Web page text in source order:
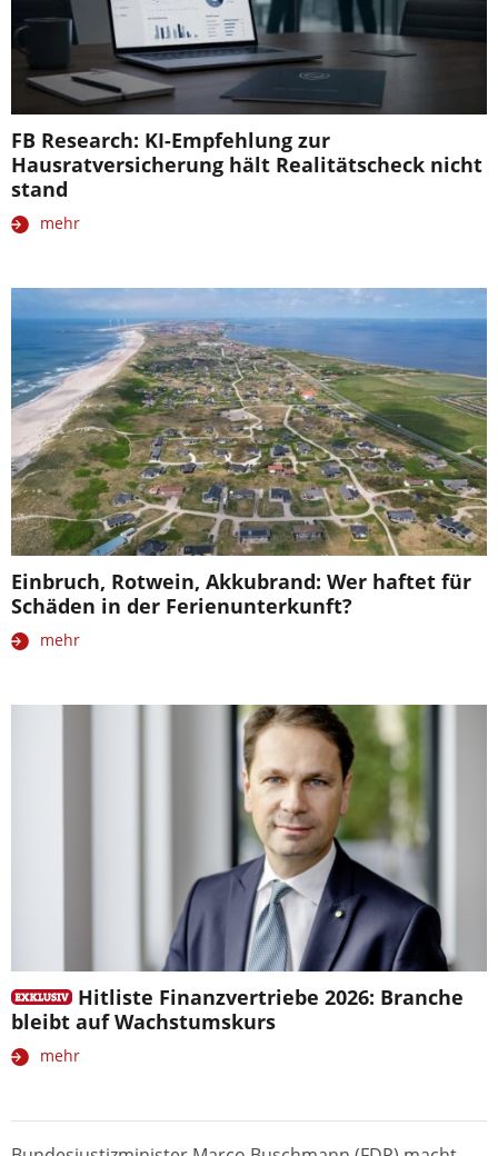
FB Research: KI-Empfehlung zur
Hausratversicherung hält Realitätscheck nicht
stand
mehr
Einbruch, Rotwein, Akkubrand: Wer haftet für
Schäden in der Ferienunterkunft?
mehr
Hitliste Finanzvertriebe 2026: Branche
bleibt auf Wachstumskurs
mehr